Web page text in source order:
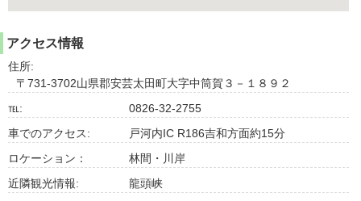
アクセス情報
住所:
〒731-3702山県郡安芸太田町大字中筒賀３－１８９２
℡:
0826-32-2755
車でのアクセス:
戸河内IC R186吉和方面約15分
ロケーション：
林間・川岸
近隣観光情報:
龍頭峡